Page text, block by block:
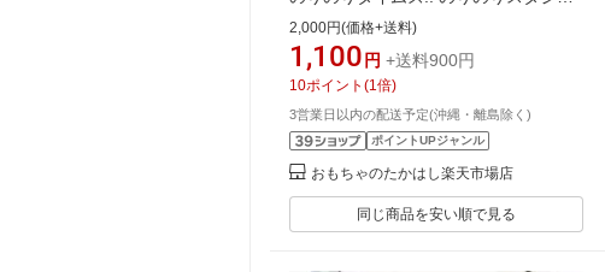
トラック ミニカー おもちゃ 3歳以上
2,000円(価格+送料)
1,100 円 +送料900円
10ポイント (1 倍)
3営業日以内の配送予定(沖縄・離島除く)
ポイントUPジャンル
おもちゃのたかはし楽天市場店
同じ商品を安い順で見る